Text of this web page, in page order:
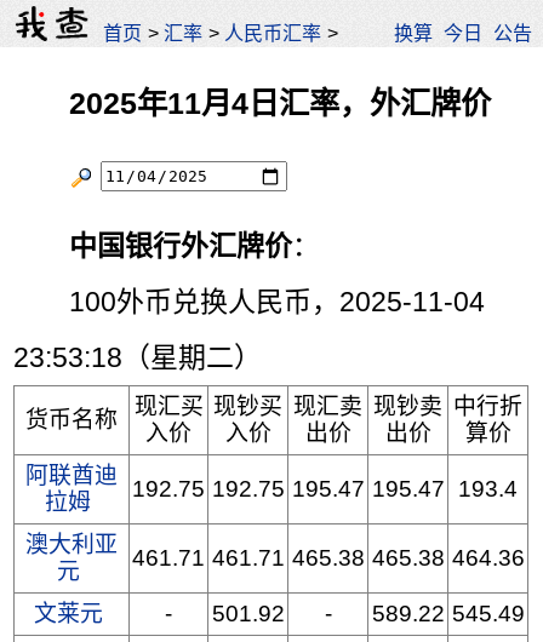
首页 >汇率 > 人民币汇率 > 换算 今日 公告
2025年11月4日汇率，外汇牌价
中国银行外汇牌价：
100外币兑换人民币，2025-11-04
23:53:18（星期二）
货币名称
现汇买
入价
现钞买
入价
现汇卖
出价
现钞卖
出价
中行折
算价
阿联酋迪
拉姆
192.75 192.75 195.47 195.47 193.4
澳大利亚
元
461.71 461.71 465.38 465.38 464.36
文莱元 - 501.92 - 589.22 545.49